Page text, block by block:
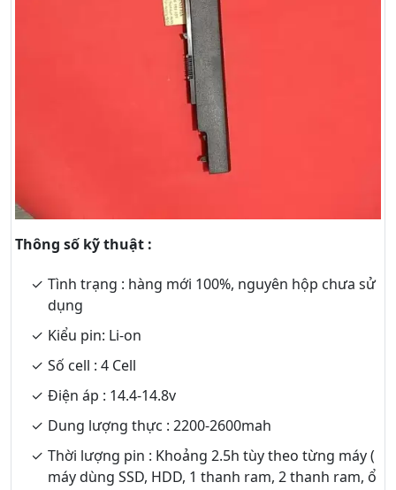
Thông số kỹ thuật :
Tình trạng : hàng mới 100%, nguyên hộp chưa sử
dụng
Kiểu pin: Li-on
Số cell : 4 Cell
Điện áp : 14.4-14.8v
Dung lượng thực : 2200-2600mah
Thời lượng pin : Khoảng 2.5h tùy theo từng máy (
máy dùng SSD, HDD, 1 thanh ram, 2 thanh ram, ổ